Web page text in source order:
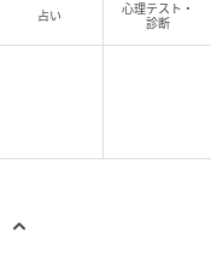
占い
心理テスト・
診断